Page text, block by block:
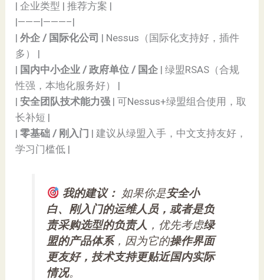
| 企业类型 | 推荐方案 |
|———|———–|
|外企 / 国际化公司 | Nessus（国际化支持好，插件
多） |
| 国内中小企业 / 政府单位 / 国企 | 绿盟RSAS（合规
性强，本地化服务好） |
|安全团队技术能力强 | 可Nessus+绿盟组合使用，取
长补短 |
|零基础 / 刚入门 | 建议从绿盟入手，中文支持友好，
学习门槛低 |
我的建议： 如果你是安全小
白、刚入门的运维人员，或者是负
责采购选型的负责人 ，优先考虑绿
盟的产品体系，因为它的操作界面
更友好，技术支持更贴近国内实际
情况。